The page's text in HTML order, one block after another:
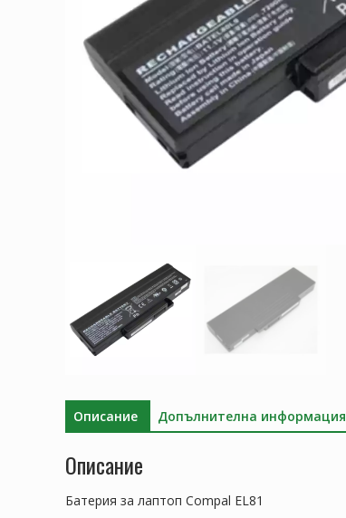
Описание Допълнителна информация
Описание
Батерия за лаптоп Compal EL81